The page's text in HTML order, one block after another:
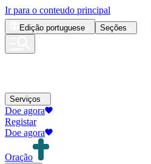
Ir para o conteudo principal
Edição portuguese Seções
Serviços
Doe agora
Registar
Doe agora
Oração